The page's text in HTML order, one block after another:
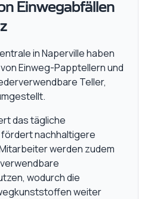
Einwegabfällen
in Naperville haben
Einweg-Papptellern und
Teller,
das tägliche
nachhaltigere
werden zudem
wodurch die
weiter